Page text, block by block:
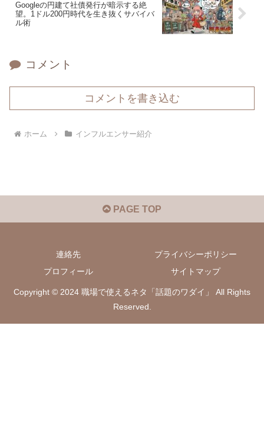
Googleの円建て社債発行が暗示する絶
望。1ドル200円時代を生き抜くサバイバ
ル術
コメント
コメントを書き込む
ホーム インフルエンサー紹介
PAGE TOP
連絡先
プライバシーポリシー
プロフィール
サイトマップ
Copyright © 2024 職場で使えるネタ「話題のワダイ」 All Rights
Reserved.